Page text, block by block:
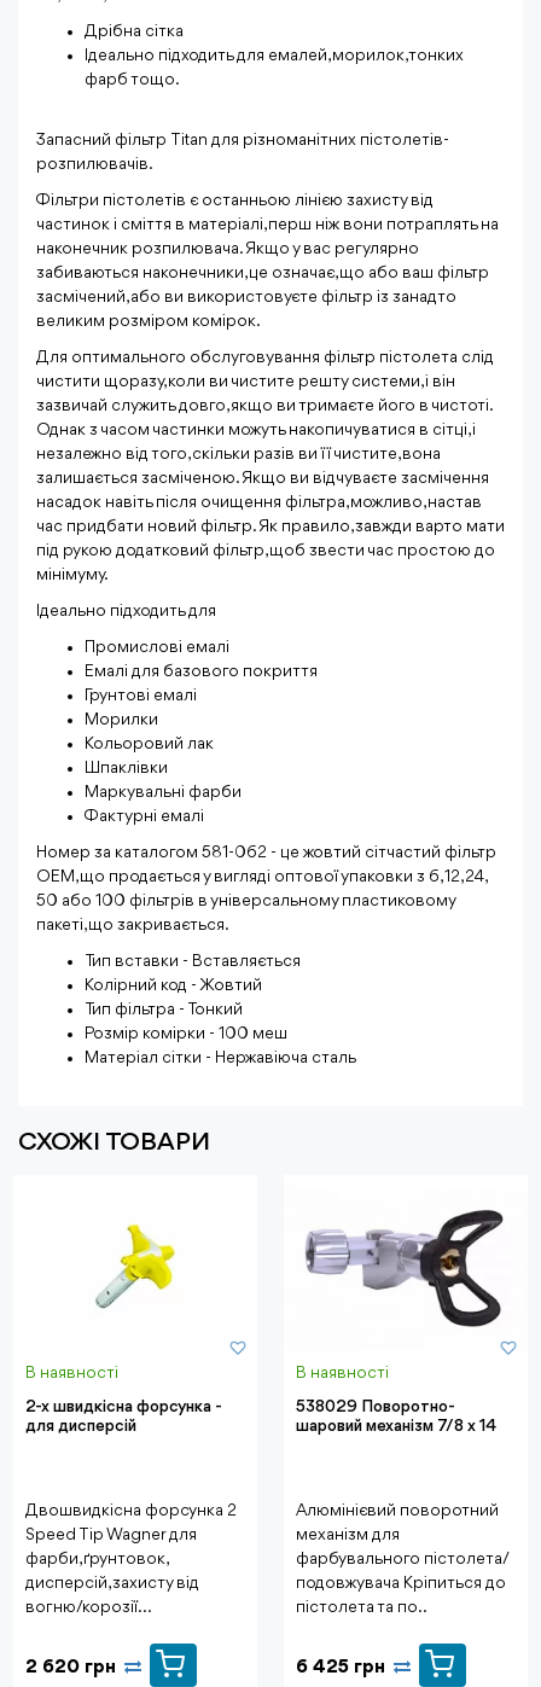
Дрібна сітка
Ідеально підходить для емалей, морилок, тонких
фарб тощо.
Запасний фільтр Titan для різноманітних пістолетів-
розпилювачів.
Фільтри пістолетів є останньою лінією захисту від
частинок і сміття в матеріалі, перш ніж вони потраплять на
наконечник розпилювача. Якщо у вас регулярно
забиваються наконечники, це означає, що або ваш фільтр
засмічений, або ви використовуєте фільтр із занадто
великим розміром комірок.
Для оптимального обслуговування фільтр пістолета слід
чистити щоразу, коли ви чистите решту системи, і він
зазвичай служить довго, якщо ви тримаєте його в чистоті.
Однак з часом частинки можуть накопичуватися в сітці, і
незалежно від того, скільки разів ви її чистите, вона
залишається засміченою. Якщо ви відчуваєте засмічення
насадок навіть після очищення фільтра, можливо, настав
час придбати новий фільтр. Як правило, завжди варто мати
під рукою додатковий фільтр, щоб звести час простою до
мінімуму.
Ідеально підходить для
Промислові емалі
Емалі для базового покриття
Грунтові емалі
Морилки
Кольоровий лак
Шпаклівки
Маркувальні фарби
Фактурні емалі
Номер за каталогом 581-062 - це жовтий сітчастий фільтр
OEM, що продається у вигляді оптової упаковки з 6, 12, 24,
50 або 100 фільтрів в універсальному пластиковому
пакеті, що закривається.
Тип вставки - Вставляється
Колірний код - Жовтий
Тип фільтра - Тонкий
Розмір комірки - 100 меш
Матеріал сітки - Нержавіюча сталь
СХОЖІ ТОВАРИ
В наявності
2-х швидкісна форсунка -
для дисперсій
Двошвидкісна форсунка 2
Speed Tip Wagner для
фарби, ґрунтовок,
дисперсій, захисту від
вогню/корозії...
2 620 грн
В наявності
538029 Поворотно-
шаровий механізм 7/8 х 14
Алюмінієвий поворотний
механізм для
фарбувального пістолета/
подовжувача Кріпиться до
пістолета та по..
6 425 грн